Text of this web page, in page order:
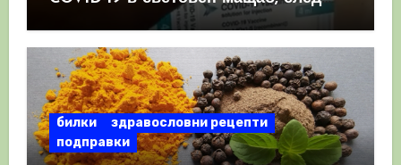
като призна, че те причиняват
КРЪВНИ съсиреци
билки
здравословни рецепти
подправки